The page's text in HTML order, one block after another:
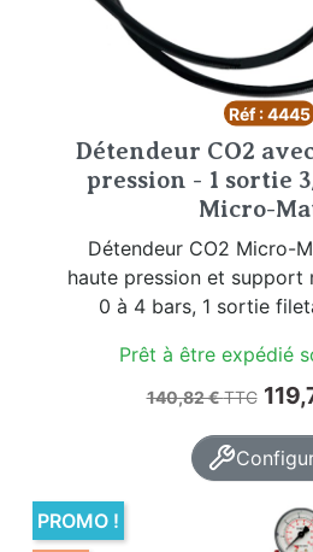
Réf : 4445
Détendeur CO2
pression - 1 sortie
Micro-
Détendeur CO2 Micro-
haute pression et support
0 à 4 bars, 1 sortie
Prêt à être expédié
Prix de base
140,82 €TTC Prix
PROMO !